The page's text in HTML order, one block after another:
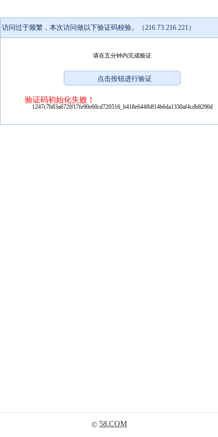
访问过于频繁，本次访问做以下验证码校验。（216.73.216.221）
请在五分钟内完成验证
验证码初始化失败！
1247c7b83a672ff17fe90e60cd720516_b418e644fb814b6da1330af4cdb8290d
© 58.COM